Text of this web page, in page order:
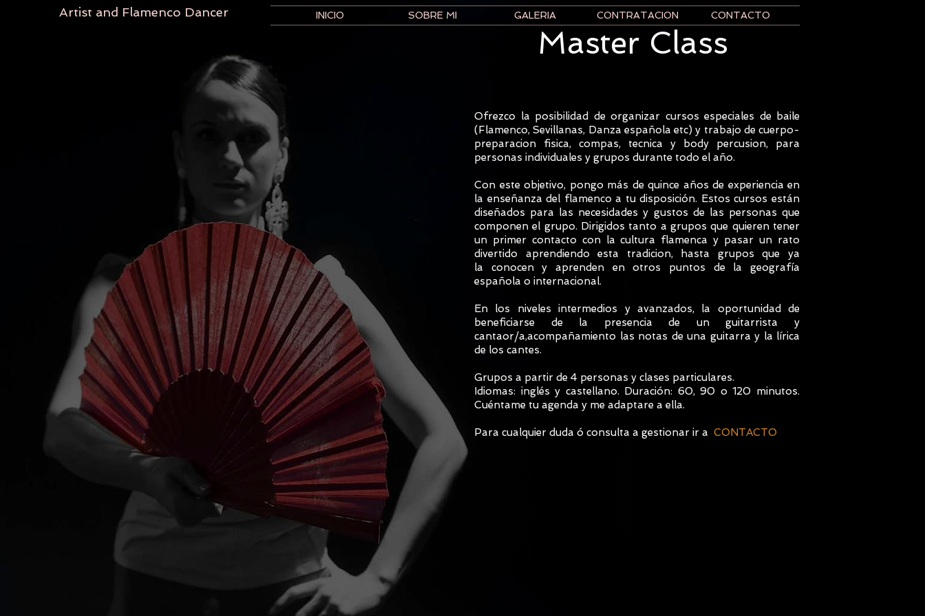
Artist and Flamenco Dancer INICIO SOBRE MI GALERIA CONTRATACION CONTACTO
Master Class
Ofrezco la posibilidad de organizar cursos especiales de baile
(Flamenco, Sevillanas, Danza española etc) y trabajo de cuerpo-
preparacion fisica, compas, tecnica y body percusion, para
personas individuales y grupos durante todo el año.
Con este objetivo, pongo más de quince años de experiencia en
la enseñanza del flamenco a tu disposición. Estos cursos están
diseñados para las necesidades y gustos de las personas que
componen el grupo. Dirigidos tanto a grupos que quieren tener
un primer contacto con la cultura flamenca y pasar un rato
divertido aprendiendo esta tradicion, hasta grupos que ya
la conocen y aprenden en otros puntos de la geografía
española o internacional.
En los niveles intermedios y avanzados, la oportunidad de
beneficiarse de la presencia de un guitarrista y
cantaor/a,acompañamiento las notas de una guitarra y la lírica
de los cantes.
Grupos a partir de 4 personas y clases particulares.
Idiomas: inglés y castellano. Duración: 60, 90 o 120 minutos.
Cuéntame tu agenda y me adaptare a ella.
Para cualquier duda ó consulta a gestionar ir a CONTACTO